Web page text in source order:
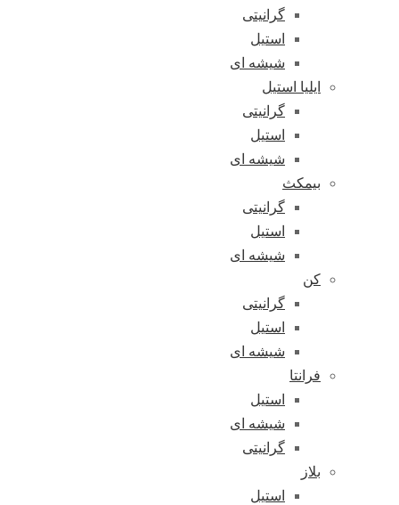
گرانیتی
استیل
شیشه ای
ایلیا استیل
گرانیتی
استیل
شیشه ای
بیمکث
گرانیتی
استیل
شیشه ای
کن
گرانیتی
استیل
شیشه ای
فرانتا
استیل
شیشه ای
گرانیتی
بلاز
استیل